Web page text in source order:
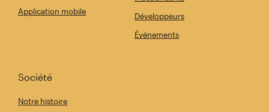
Application mobile
Développeurs
Événements
Société
Notre histoire